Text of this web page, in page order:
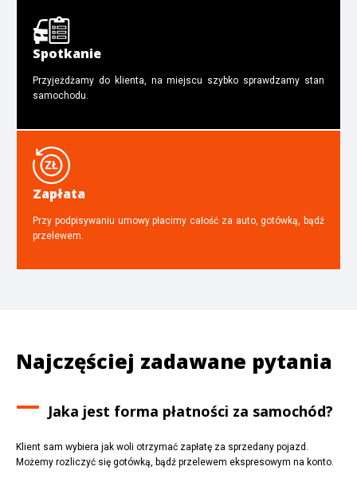
Spotkanie
Przyjeżdżamy do klienta, na miejscu szybko sprawdzamy stan
samochodu.
Zapłata
Przy podpisywaniu umowy płacimy całość za auto, gotówką, bądź
przelewem.
Najczęściej zadawane pytania
Jaka jest forma płatności za samochód?
Klient sam wybiera jak woli otrzymać zapłatę za sprzedany pojazd.
Możemy rozliczyć się gotówką, bądź przelewem ekspresowym na konto.